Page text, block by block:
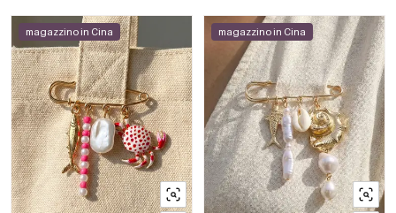
magazzino in Cina magazzino in Cina